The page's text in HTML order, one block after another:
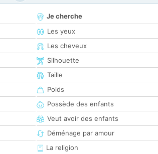
Je cherche
Les yeux
Les cheveux
Silhouette
Taille
Poids
Possède des enfants
Veut avoir des enfants
Déménage par amour
La religion